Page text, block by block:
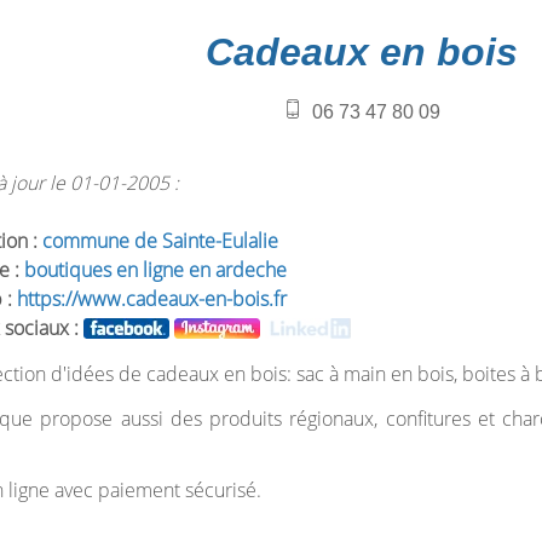
Cadeaux en bois
06 73 47 80 09
jour le 01-01-2005 :
: commune de Sainte-Eulalie
: boutiques en ligne en ardeche
: https://www.cadeaux-en-bois.fr
:
d'idées de cadeaux en bois: sac à main en bois, boites
propose aussi des produits régionaux, confitures et
ligne avec paiement sécurisé.